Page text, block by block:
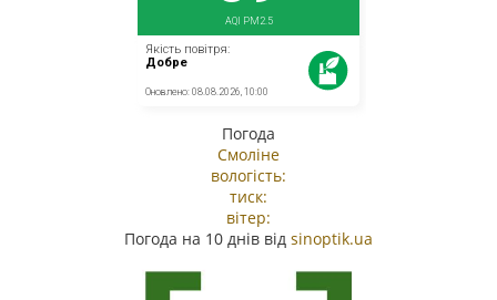
Погода
Смоліне
вологість:
тиск:
вітер:
Погода на 10 днів від sinoptik.ua